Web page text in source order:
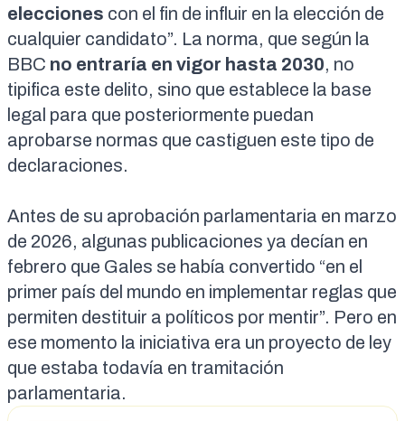
elecciones con el fin de influir en la elección de
cualquier candidato”. La norma, que según la
BBC no entraría en vigor hasta 2030, no
tipifica este delito, sino que establece la base
legal para que posteriormente puedan
aprobarse normas que castiguen este tipo de
declaraciones.
Antes de su aprobación parlamentaria en marzo
de 2026, algunas publicaciones ya decían en
febrero que Gales se había convertido “en el
primer país del mundo en implementar reglas que
permiten destituir a políticos por mentir”. Pero en
ese momento la iniciativa era un proyecto de ley
que estaba todavía en tramitación
parlamentaria.